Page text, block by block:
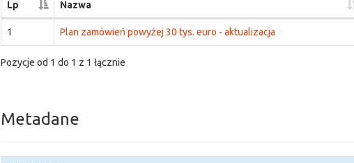
Lp Nazwa
1 Plan zamówień powyżej 30 tys. euro - aktualizacja
Pozycje od 1 do 1 z 1 łącznie
Metadane